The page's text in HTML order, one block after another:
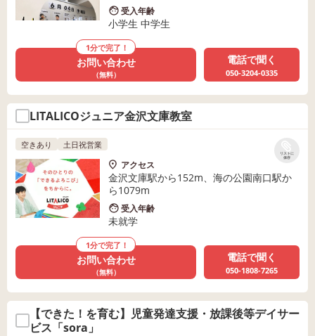
受入年齢
小学生 中学生
1分で完了！
お問い合わせ
（無料）
電話で聞く
050-3204-0335
LITALICOジュニア金沢文庫教室
リストに
保存
空きあり 土日祝営業
アクセス
金沢文庫駅から152m、海の公園南口駅か
ら1079m
受入年齢
未就学
1分で完了！
お問い合わせ
（無料）
電話で聞く
050-1808-7265
【できた！を育む】児童発達支援・放課後等デイサー
ビス「sora」